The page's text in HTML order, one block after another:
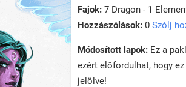
Fajok: 7 Dragon - 1
Hozzászólások: 0 Szólj
Módosított lapok: Ez a
ezért előfordulhat, hogy
jelölve!